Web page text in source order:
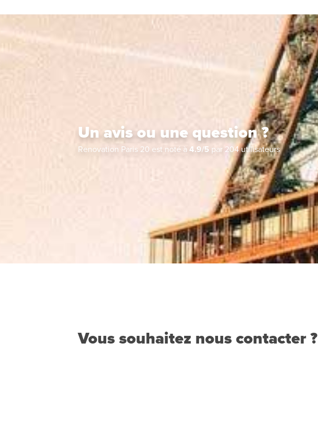
Un avis ou une question ?
Renovation Paris 20 est noté à 4.9/5 par 204utilisateurs
Vous souhaitez nous contacter ?